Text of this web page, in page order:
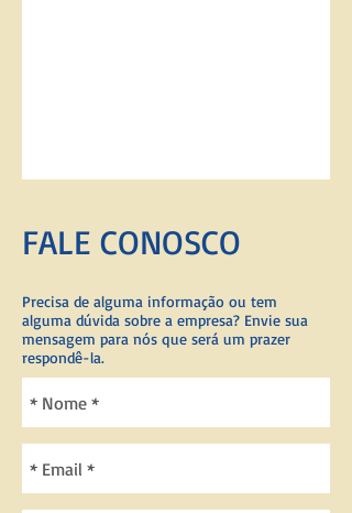
FALE CONOSCO
Precisa de alguma informação ou tem
alguma dúvida sobre a empresa? Envie sua
mensagem para nós que será um prazer
respondê-la.